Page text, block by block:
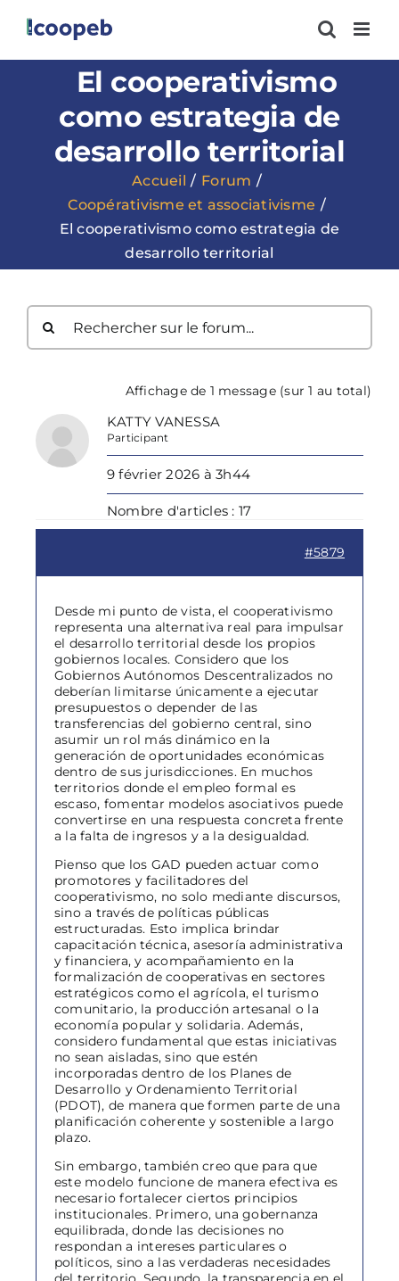
contenu
El cooperativismo
como estrategia de
desarrollo territorial
Accueil
Forum
Coopérativisme et associativisme
El cooperativismo como estrategia de
desarrollo territorial
Affichage de 1 message (sur 1 au total)
KATTY VANESSA
Participant
9 février 2026 à 3h44
Nombre d'articles : 17
#5879
Desde mi punto de vista, el cooperativismo
representa una alternativa real para impulsar
el desarrollo territorial desde los propios
gobiernos locales. Considero que los
Gobiernos Autónomos Descentralizados no
deberían limitarse únicamente a ejecutar
presupuestos o depender de las
transferencias del gobierno central, sino
asumir un rol más dinámico en la
generación de oportunidades económicas
dentro de sus jurisdicciones. En muchos
territorios donde el empleo formal es
escaso, fomentar modelos asociativos puede
convertirse en una respuesta concreta frente
a la falta de ingresos y a la desigualdad.
Pienso que los GAD pueden actuar como
promotores y facilitadores del
cooperativismo, no solo mediante discursos,
sino a través de políticas públicas
estructuradas. Esto implica brindar
capacitación técnica, asesoría administrativa
y financiera, y acompañamiento en la
formalización de cooperativas en sectores
estratégicos como el agrícola, el turismo
comunitario, la producción artesanal o la
economía popular y solidaria. Además,
considero fundamental que estas iniciativas
no sean aisladas, sino que estén
incorporadas dentro de los Planes de
Desarrollo y Ordenamiento Territorial
(PDOT), de manera que formen parte de una
planificación coherente y sostenible a largo
plazo.
Sin embargo, también creo que para que
este modelo funcione de manera efectiva es
necesario fortalecer ciertos principios
institucionales. Primero, una gobernanza
equilibrada, donde las decisiones no
respondan a intereses particulares o
políticos, sino a las verdaderas necesidades